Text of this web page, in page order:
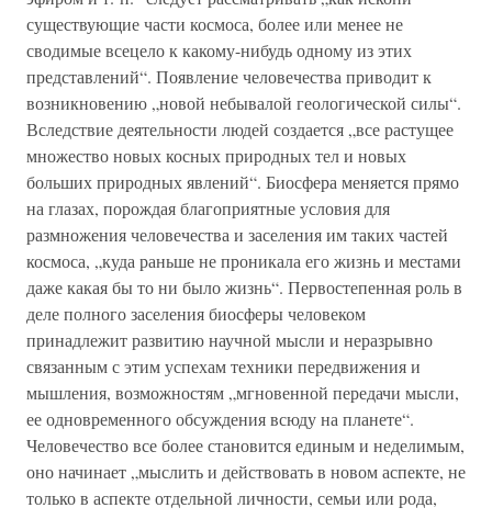
существующие части космоса, более или менее не
сводимые всецело к какому-нибудь одному из этих
представлений“. Появление человечества приводит к
возникновению „новой небывалой геологической силы“.
Вследствие деятельности людей создается „все растущее
множество новых косных природных тел и новых
больших природных явлений“. Биосфера меняется прямо
на глазах, порождая благоприятные условия для
размножения человечества и заселения им таких частей
космоса, „куда раньше не проникала его жизнь и местами
даже какая бы то ни было жизнь“. Первостепенная роль в
деле полного заселения биосферы человеком
принадлежит развитию научной мысли и неразрывно
связанным с этим успехам техники передвижения и
мышления, возможностям „мгновенной передачи мысли,
ее одновременного обсуждения всюду на планете“.
Человечество все более становится единым и неделимым,
оно начинает „мыслить и действовать в новом аспекте, не
только в аспекте отдельной личности, семьи или рода,